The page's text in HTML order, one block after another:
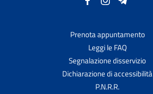
Prenota appuntamento
Leggi le FAQ
Segnalazione disservizio
Dichiarazione di accessibilità
P.N.R.R.